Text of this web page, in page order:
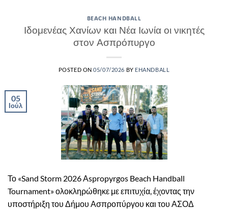
BEACH HANDBALL
Ιδομενέας Χανίων και Νέα Ιωνία οι νικητές
στον Ασπρόπυργο
POSTED ON05/07/2026 BY EHANDBALL
05
Ιούλ
Το «Sand Storm 2026 Αspropyrgos Beach Handball
Tournament» ολοκληρώθηκε με επιτυχία, έχοντας την
υποστήριξη του Δήμου Ασπροπύργου και του ΑΣΟΔ